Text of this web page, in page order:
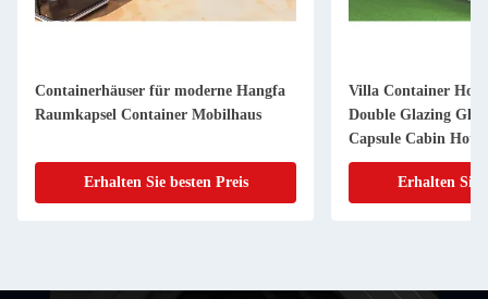
Containerhäuser für moderne Hangfa
Raumkapsel Container Mobilhaus
Erhalten Sie besten Preis
Villa Container
Double Glazing
Capsule Cabin
einer kleinen
von Villa Container.
Erhalten Sie